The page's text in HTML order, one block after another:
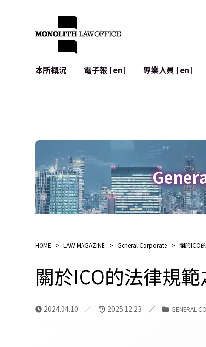
本所概況
電子報 [en] 專業人員 [en]
個人資料保護
廣告審查
網絡犯罪
HOME > LAW MAGAZINE > General Corporate > 關於ICO
關於ICO的法律規
2024.04.10 2025.12.23 GENERAL